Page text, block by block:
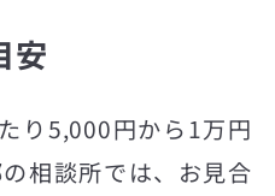
安
り5,000円から1万円
相談所では、お見合